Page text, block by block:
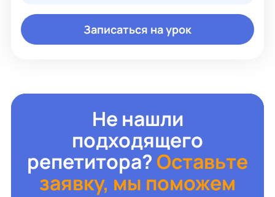
Записаться на урок
Не нашли
подходящего
репетитора? Оставьте
заявку, мы поможем